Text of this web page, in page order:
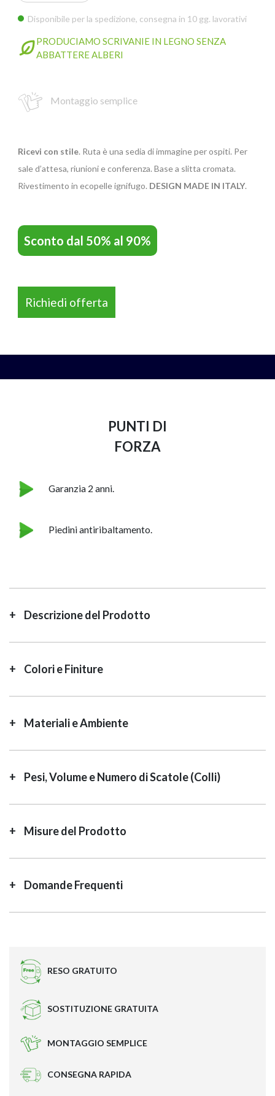
GIANO WOOD –
Disponibile per la spedizione, consegna in 10 gg. lavorativi
PRODUCIAMO SCRIVANIE IN LEGNO SENZA
ABBATTERE ALBERI
Montaggio semplice
Ricevi con stile. Ruta è una sedia di immagine per ospiti. Per
sale d’attesa, riunioni e conferenza. Base a slitta cromata.
Rivestimento in ecopelle ignifugo. DESIGN MADE IN ITALY.
Sconto dal 50% al 90%
Richiedi offerta
PUNTI DI
FORZA
Garanzia 2 anni.
Piedini antiribaltamento.
RESO GRATUITO
SOSTITUZIONE GRATUITA
MONTAGGIO SEMPLICE
CONSEGNA RAPIDA
Descrizione del Prodotto
Colori e Finiture
Materiali e Ambiente
Pesi, Volume e Numero di Scatole (Colli)
Misure del Prodotto
Domande Frequenti